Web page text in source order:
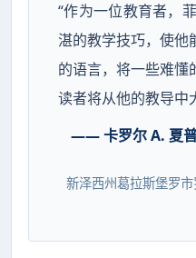
“作为一位教育者，
湛的教学技巧，使他
的语言，将一些难懂
读者将从他的教导中
—— 卡罗尔 A. 夏
新泽西州葛拉斯堡罗